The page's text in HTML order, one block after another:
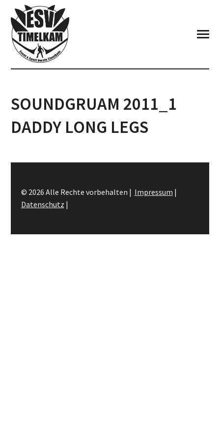
SOUNDGRUAM 2011_1
DADDY LONG LEGS
© 2026 Alle Rechte vorbehalten | Impressum |
Datenschutz |